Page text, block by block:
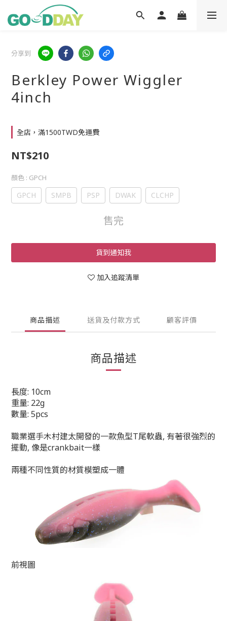
分享到
Berkley Power Wiggler
4inch
全店，滿1500TWD免運費
NT$210
顏色 : GPCH
GPCH SMPB PSP DWAK CLCHP
售完
貨到通知我
加入追蹤清單
商品描述 送貨及付款方式 顧客評價
商品描述
長度: 10cm
重量: 22g
數量: 5pcs
職業選手木村建太開發的一款魚型T尾軟蟲, 有著很強烈的
擺動, 像是crankbait一樣
兩種不同性質的材質模塑成一體
前視圖